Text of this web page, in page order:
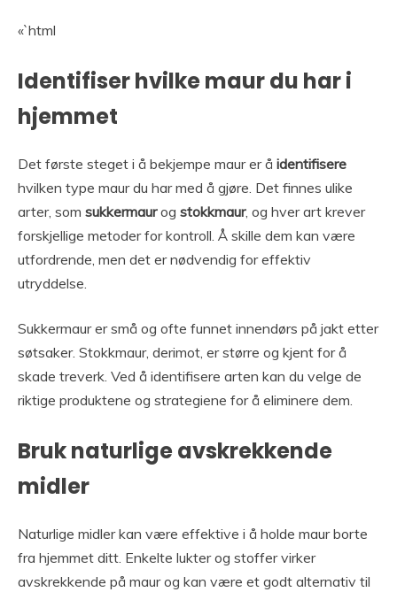
«`html
Identifiser hvilke maur du har i
hjemmet
Det første steget i å bekjempe maur er å identifisere
hvilken type maur du har med å gjøre. Det finnes ulike
arter, som sukkermaurog stokkmaur, og hver art krever
forskjellige metoder for kontroll. Å skille dem kan være
utfordrende, men det er nødvendig for effektiv
utryddelse.
Sukkermaur er små og ofte funnet innendørs på jakt etter
søtsaker. Stokkmaur, derimot, er større og kjent for å
skade treverk. Ved å identifisere arten kan du velge de
riktige produktene og strategiene for å eliminere dem.
Bruk naturlige avskrekkende
midler
Naturlige midler kan være effektive i å holde maur borte
fra hjemmet ditt. Enkelte lukter og stoffer virker
avskrekkende på maur og kan være et godt alternativ til